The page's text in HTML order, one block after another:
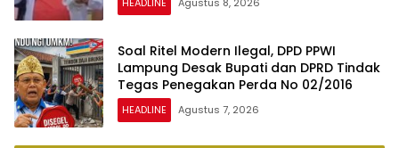
Soal Ritel Modern Ilegal, DPD PPWI
Lampung Desak Bupati dan DPRD Tindak
Tegas Penegakan Perda No 02/2016
HEADLINE Agustus 7, 2026